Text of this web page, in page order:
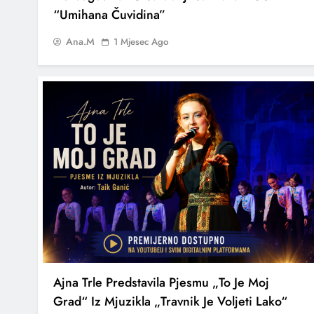
“Umihana Čuvidina”
Ana.M 1 Mjesec Ago
Ajna Trle Predstavila Pjesmu „To Je Moj
Grad“ Iz Mjuzikla „Travnik Je Voljeti Lako“